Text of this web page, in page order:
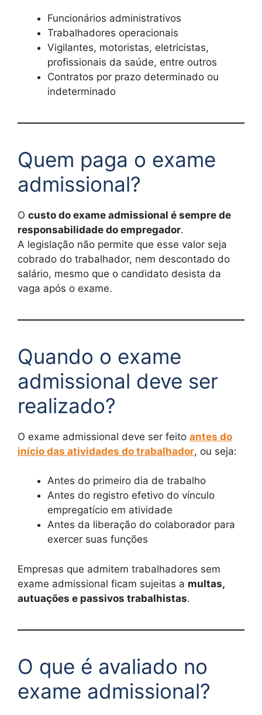
Funcionários administrativos
Trabalhadores operacionais
Vigilantes, motoristas, eletricistas,
profissionais da saúde, entre outros
Contratos por prazo determinado ou
indeterminado
Quem paga o exame
admissional?
O custo do exame admissional é sempre de
responsabilidade do empregador.
A legislação não permite que esse valor seja
cobrado do trabalhador, nem descontado do
salário, mesmo que o candidato desista da
vaga após o exame.
Quando o exame
admissional deve ser
realizado?
O exame admissional deve ser feito antes do
início das atividades do trabalhador, ou seja:
Antes do primeiro dia de trabalho
Antes do registro efetivo do vínculo
empregatício em atividade
Antes da liberação do colaborador para
exercer suas funções
Empresas que admitem trabalhadores sem
exame admissional ficam sujeitas a multas,
autuações e passivos trabalhistas.
O que é avaliado no
exame admissional?